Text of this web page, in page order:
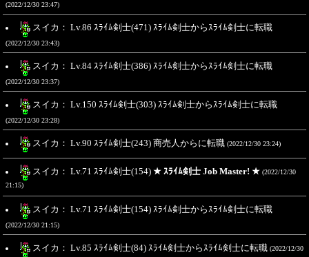
(2022/12/30 23:47)
スイカ： Lv.86 ｽﾗｲﾑ剣士(471) ｽﾗｲﾑ剣士からｽﾗｲﾑ剣士に転職
(2022/12/30 23:43)
スイカ： Lv.84 ｽﾗｲﾑ剣士(386) ｽﾗｲﾑ剣士からｽﾗｲﾑ剣士に転職
(2022/12/30 23:37)
スイカ： Lv.150 ｽﾗｲﾑ剣士(303) ｽﾗｲﾑ剣士からｽﾗｲﾑ剣士に転職
(2022/12/30 23:28)
スイカ： Lv.90 ｽﾗｲﾑ剣士(243) 商売人からに転職 (2022/12/30 23:24)
スイカ： Lv.71 ｽﾗｲﾑ剣士(154) ★ ｽﾗｲﾑ剣士 Job Master! ★ (2022/12/30
21:15)
スイカ： Lv.71 ｽﾗｲﾑ剣士(154) ｽﾗｲﾑ剣士からｽﾗｲﾑ剣士に転職
(2022/12/30 21:15)
スイカ： Lv.85 ｽﾗｲﾑ剣士(84) ｽﾗｲﾑ剣士からｽﾗｲﾑ剣士に転職 (2022/12/30